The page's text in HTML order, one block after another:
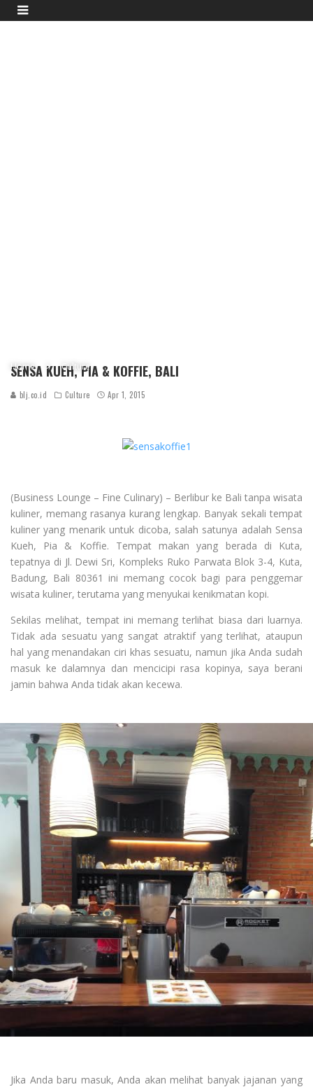
Home Culture
SENSA KUEH, PIA & KOFFIE, BALI
blj.co.id Culture Apr 1, 2015
(Business Lounge – Fine Culinary) – Berlibur ke Bali tanpa wisata
kuliner, memang rasanya kurang lengkap. Banyak sekali tempat
kuliner yang menarik untuk dicoba, salah satunya adalah Sensa
Kueh, Pia & Koffie. Tempat makan yang berada di Kuta,
tepatnya di Jl. Dewi Sri, Kompleks Ruko Parwata Blok 3-4, Kuta,
Badung, Bali 80361 ini memang cocok bagi para penggemar
wisata kuliner, terutama yang menyukai kenikmatan kopi.
Sekilas melihat, tempat ini memang terlihat biasa dari luarnya.
Tidak ada sesuatu yang sangat atraktif yang terlihat, ataupun
hal yang menandakan ciri khas sesuatu, namun jika Anda sudah
masuk ke dalamnya dan mencicipi rasa kopinya, saya berani
jamin bahwa Anda tidak akan kecewa.
Jika Anda baru masuk, Anda akan melihat banyak jajanan yang